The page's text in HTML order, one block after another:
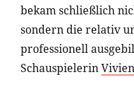
bekam schließlich
sondern die relativ
professionell
Schauspielerin